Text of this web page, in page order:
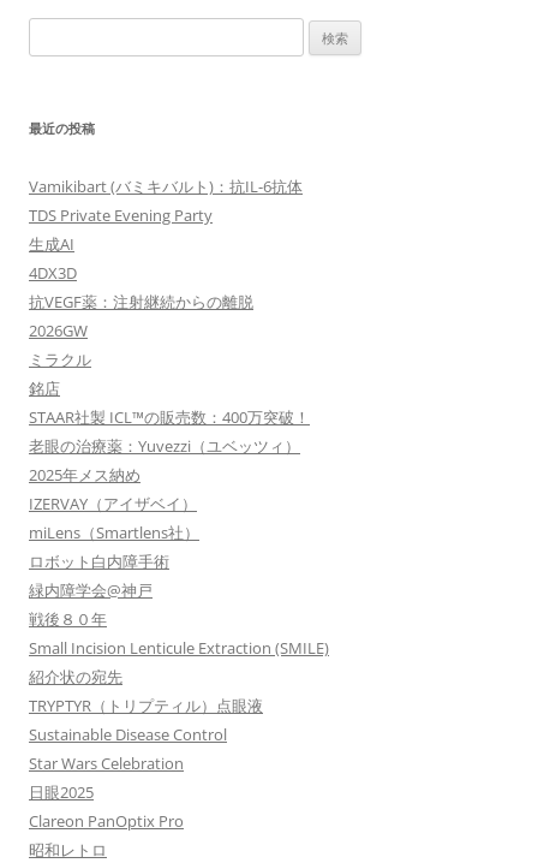
ョ
ン
索:
最近の投稿
Vamikibart (バミキバルト)：抗IL-6抗体
TDS Private Evening Party
生成AI
4DX3D
抗VEGF薬：注射継続からの離脱
2026GW
ミラクル
銘店
STAAR社製 ICL™の販売数：400万突破！
老眼の治療薬：Yuvezzi（ユベッツィ）
2025年メス納め
IZERVAY（アイザベイ）
miLens（Smartlens社）
ロボット白内障手術
緑内障学会@神戸
戦後８０年
Small Incision Lenticule Extraction (SMILE)
紹介状の宛先
TRYPTYR（トリプティル）点眼液
Sustainable Disease Control
Star Wars Celebration
日眼2025
Clareon PanOptix Pro
昭和レトロ